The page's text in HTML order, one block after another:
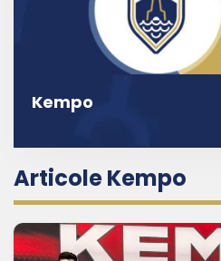
Kempo
Articole Kempo